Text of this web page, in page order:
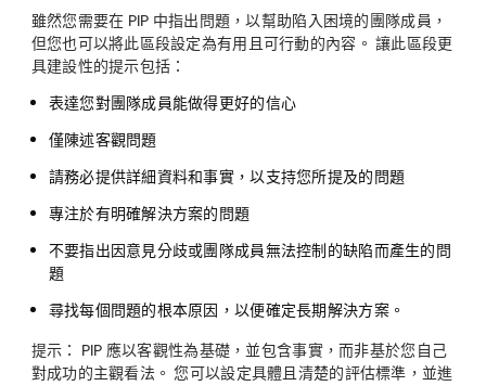
雖然您需要在 PIP 中指出問題，以幫助陷入困境的團隊成員，
但您也可以將此區段設定為有用且可行動的內容。 讓此區段更
具建設性的提示包括：
表達您對團隊成員能做得更好的信心
僅陳述客觀問題
請務必提供詳細資料和事實，以支持您所提及的問題
專注於有明確解決方案的問題
不要指出因意見分歧或團隊成員無法控制的缺陷而產生的問
題
尋找每個問題的根本原因，以便確定長期解決方案。
提示： PIP 應以客觀性為基礎，並包含事實，而非基於您自己
對成功的主觀看法。 您可以設定具體且清楚的評估標準，並進